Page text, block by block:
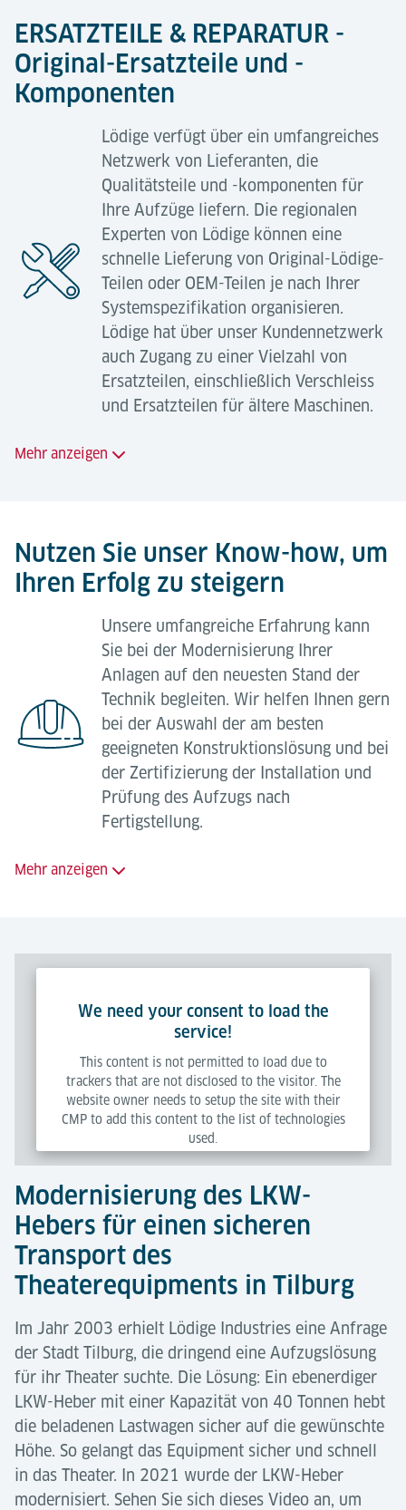
Lieferung und Einbau aller erforderlichen
Verschleißteile;
Behebung von betriebsbedingten Störungen;
Unterstützung bei gesetzlich vorgeschriebenen
Prüfunge
Arbeitsschutzbestimmungen
Gerne übernehmen wir in Ihrem Namen Ihre
Verpflichtungen zur Erfüllung Ihrer gesetzlichen
Verpflichtungen als Anlagenbesitzer / Betreiber.
viele Vorteile mit sich, darunter:
Erhöhte Verfügbarkeit;
Erhöhte Leistung (Durchsatz);
Erhöhte Lebensdauer des Systems;
Einhaltung der gesetzlichen
Sicherheitsanforderungen.
Service-Angebot
Verlagerung von Geräten mit technischer
Anpassung (Änderungen an Steuerungen,
mechanische Anpassung, neue Komponenten);
Werksüberholungen (inkl. Demontage,
Systemerweiterung mit neuen Materialien;
Systemerweiterung durch die Verwendung von
Fremdbestand;
Austausch von Steuerungen (kompletter
Schaltschrank oder Teile davon, z.B. SPS);
Austausch und Modernisierung von
Komponenten (Antriebskomponenten,
Sicherheitstechnik, Datenkommunikation);
Anpassung an veränderte mechanische und
elektrische Anforderungen;
Nachrüsten der Sicherheitstechnik.
ERSATZTEILE & REPARATUR -
Original-Ersatzteile und -
Komponenten
Lödige verfügt über ein umfangreiches
Netzwerk von Lieferanten, die
Qualitätsteile und -komponenten für
Ihre Aufzüge liefern. Die regionalen
Experten von Lödige können eine
schnelle Lieferung von Original-Lödige-
Teilen oder OEM-Teilen je nach Ihrer
Systemspezifikation organisieren.
Lödige hat über unser Kundennetzwerk
auch Zugang zu einer Vielzahl von
Ersatzteilen, einschließlich Verschleiss
und Ersatzteilen für ältere Maschinen.
Mehr anzeigen
Lieferung von Lödige-Originalteilen;
Lieferung von Original-OEM-Teilen;
Ersatzteilpaketen;
Migration von veralteten / älteren Teilen;
Reparatur und Überholung von Teilen.
Darüber hinaus können fachkundige Lödige-
Techniker Notfälle direkt beheben oder Ihr lokales
Wartungsteam bei Bedarf unterstützen.
Nutzen Sie unser Know-how, um
Ihren Erfolg zu steigern
Unsere umfangreiche Erfahrung kann
Sie bei der Modernisierung Ihrer
Anlagen auf den neuesten Stand der
Technik begleiten. Wir helfen Ihnen gern
bei der Auswahl der am besten
geeigneten Konstruktionslösung und bei
der Zertifizierung der Installation und
Prüfung des Aufzugs nach
Fertigstellung.
Mehr anzeigen
einschließlich:
Zustandsüberprüfungen;
Modernisierungsplanung;
Planung neuer Aufzüge;
Aufzug-Überwachungssysteme;
Inbetriebnahme und Prüfung
We need your consent to load the
service!
This content is not permitted to load due to
trackers that are not disclosed to the visitor. The
website owner needs to setup the site with their
CMP to add this content to the list of technologies
used.
Powered by Usercentrics Consent Management Platform
Modernisierung des LKW-
Hebers für einen sicheren
Transport des
Theaterequipments in Tilburg
Im Jahr 2003 erhielt Lödige Industries eine Anfrage
der Stadt Tilburg, die dringend eine Aufzugslösung
für ihr Theater suchte. Die Lösung: Ein ebenerdiger
LKW-Heber mit einer Kapazität von 40 Tonnen hebt
die beladenen Lastwagen sicher auf die gewünschte
Höhe. So gelangt das Equipment sicher und schnell
in das Theater. In 2021 wurde der LKW-Heber
modernisiert. Sehen Sie sich dieses Video an, um